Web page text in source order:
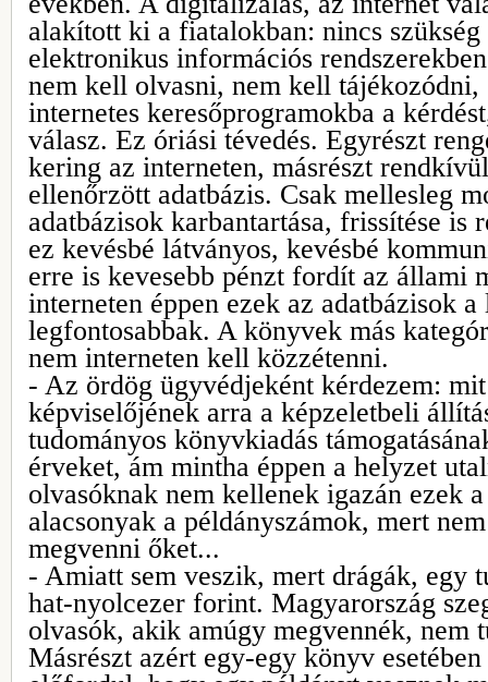
alakított ki a fiatalokban: nincs
elektronikus információs
nem kell olvasni, nem kell
internetes keresőprogramokba a
válasz. Ez óriási tévedés. Egyrészt
kering az interneten, másrészt
ellenőrzött adatbázis. Csak mellesleg
adatbázisok karbantartása, frissítése is
ez kevésbé látványos, kevésbé
erre is kevesebb pénzt fordít az állami
interneten éppen ezek az adatbázisok a
legfontosabbak. A könyvek más
nem interneten kell közzétenni.
- Az ördög ügyvédjeként kérdezem:
képviselőjének arra a képzeletbeli
tudományos könyvkiadás
érveket, ám mintha éppen a helyzet
olvasóknak nem kellenek igazán ezek
alacsonyak a példányszámok, mert
megvenni őket...
- Amiatt sem veszik, mert drágák, egy
hat-nyolcezer forint. Magyarország
olvasók, akik amúgy megvennék, nem
Másrészt azért egy-egy könyv